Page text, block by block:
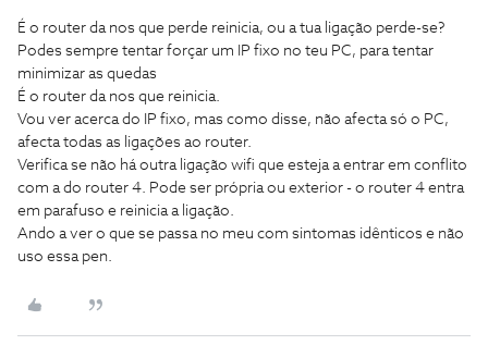
É o router da nos que perde reinicia, ou a tua ligação perde-se?
Podes sempre tentar forçar um IP fixo no teu PC, para tentar
minimizar as quedas
É o router da nos que reinicia.
Vou ver acerca do IP fixo, mas como disse, não afecta só o PC,
afecta todas as ligações ao router.
Verifica se não há outra ligação wifi que esteja a entrar em conflito
com a do router 4. Pode ser própria ou exterior - o router 4 entra
em parafuso e reinicia a ligação.
Ando a ver o que se passa no meu com sintomas idênticos e não
uso essa pen.